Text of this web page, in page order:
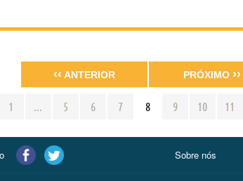
‹‹ ANTERIOR
1 ... 5 6 7 8 9 10 11
PRÓXIMO ››
Sobre nós